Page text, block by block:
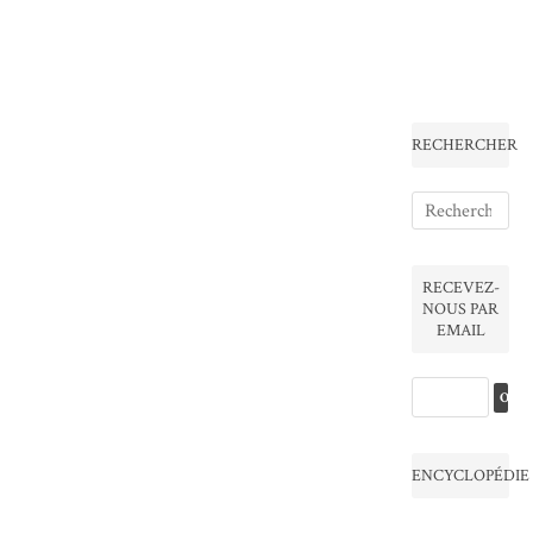
RECHERCHER
RECEVEZ-
NOUS PAR
EMAIL
ENCYCLOPÉDIE